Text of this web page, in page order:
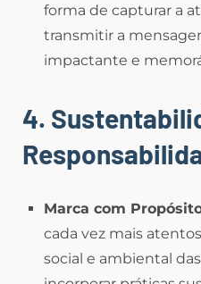
forma de capturar a
transmitir a
impactante e
4.
Marca com
cada vez mais
social e ambiental